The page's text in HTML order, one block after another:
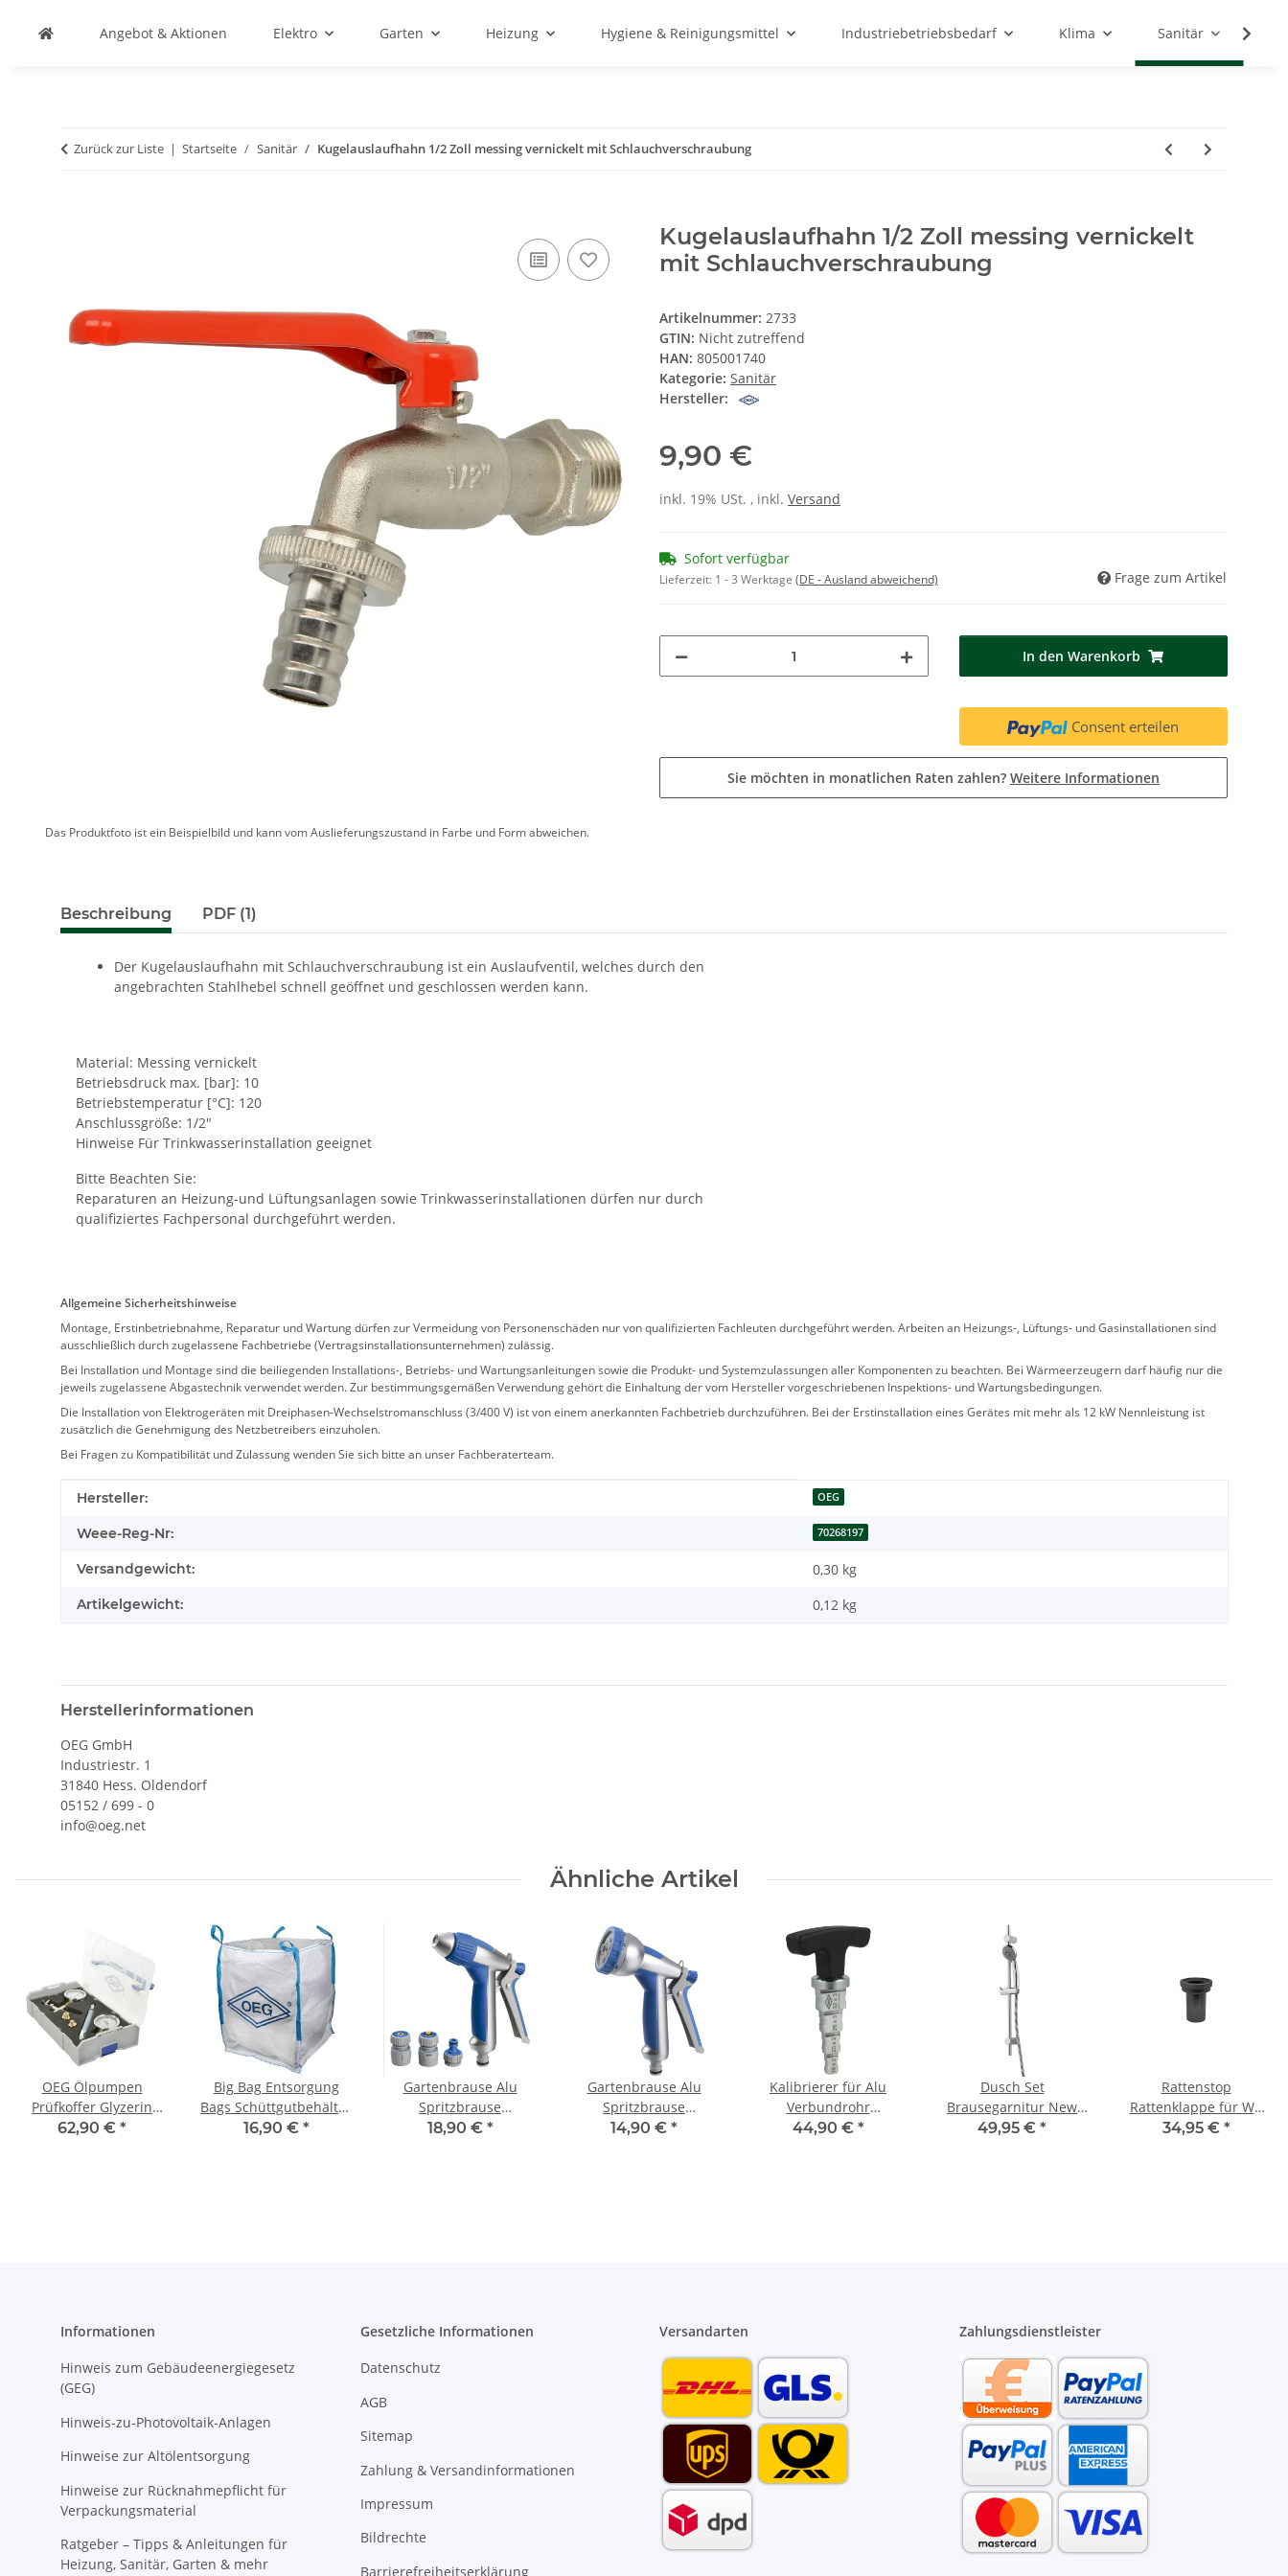
Angebot & Aktionen Elektro Garten Heizung Hygiene & Reinigungsmittel Industriebetriebsbedarf Klima Sanitär
Zurück zur Liste Startseite Sanitär Kugelauslaufhahn 1/2 Zoll messing vernickelt mit Schlauchverschraubung
Das Produktfoto ist ein Beispielbild und kann vom Auslieferungszustand in Farbe und Form abweichen.
Kugelauslaufhahn 1/2 Zoll messing vernickelt
mit Schlauchverschraubung
Artikelnummer: 2733
GTIN: Nicht zutreffend
HAN: 805001740
Kategorie: Sanitär
Hersteller:
9,90 €
inkl. 19% USt. , inkl. Versand
Sofort verfügbar
Lieferzeit: 1 - 3 Werktage (DE - Ausland abweichend) Frage zum Artikel
In den Warenkorb
Consent erteilen
Sie möchten in monatlichen Raten zahlen? Weitere Informationen
Beschreibung PDF (1)
Der Kugelauslaufhahn mit Schlauchverschraubung ist ein Auslaufventil, welches durch den
angebrachten Stahlhebel schnell geöffnet und geschlossen werden kann.
Material: Messing vernickelt
Betriebsdruck max. [bar]: 10
Betriebstemperatur [°C]: 120
Anschlussgröße: 1/2"
Hinweise Für Trinkwasserinstallation geeignet
Bitte Beachten Sie:
Reparaturen an Heizung-und Lüftungsanlagen sowie Trinkwasserinstallationen dürfen nur durch
qualifiziertes Fachpersonal durchgeführt werden.
Allgemeine Sicherheitshinweise
Montage, Erstinbetriebnahme, Reparatur und Wartung dürfen zur Vermeidung von Personenschäden nur von qualifizierten Fachleuten durchgeführt werden. Arbeiten an Heizungs-, Lüftungs- und Gasinstallationen sind
ausschließlich durch zugelassene Fachbetriebe (Vertragsinstallationsunternehmen) zulässig.
Bei Installation und Montage sind die beiliegenden Installations-, Betriebs- und Wartungsanleitungen sowie die Produkt- und Systemzulassungen aller Komponenten zu beachten. Bei Wärmeerzeugern darf häufig nur die
jeweils zugelassene Abgastechnik verwendet werden. Zur bestimmungsgemäßen Verwendung gehört die Einhaltung der vom Hersteller vorgeschriebenen Inspektions- und Wartungsbedingungen.
Die Installation von Elektrogeräten mit Dreiphasen-Wechselstromanschluss (3/400 V) ist von einem anerkannten Fachbetrieb durchzuführen. Bei der Erstinstallation eines Gerätes mit mehr als 12 kW Nennleistung ist
zusätzlich die Genehmigung des Netzbetreibers einzuholen.
Bei Fragen zu Kompatibilität und Zulassung wenden Sie sich bitte an unser Fachberaterteam.
Produkteigenschaft
Wert
Hersteller: OEG
Weee-Reg-Nr: 70268197
Versandgewicht: 0,30 kg
Artikelgewicht: 0,12 kg
Herstellerinformationen
OEG GmbH
Industriestr. 1
31840 Hess. Oldendorf
05152 / 699 - 0
info@oeg.net
Ähnliche Artikel
OEG Ölpumpen
Prüfkoffer Glyzerin
PPKG
62,90 € *
Big Bag Entsorgung
Bags Schüttgutbehälter
Einweg Sackoben offen
16,90 € *
Gartenbrause Alu
Spritzbrause
Sprühpistole stufenlos
18,90 € *
Gartenbrause Alu
Spritzbrause
Sprühpistole 8 fach
14,90 € *
Kalibrierer für Alu
Verbundrohr
Kunststoffrohr 16 bis
44,90 € *
Dusch Set
Brausegarnitur New
Cento verchromt mit
49,95 € *
Rattenstop
Rattenklappe für WC
Anschlussgarnitur DN
34,95 € *
Informationen
Hinweis zum Gebäudeenergiegesetz
(GEG)
Hinweis-zu-Photovoltaik-Anlagen
Hinweise zur Altölentsorgung
Hinweise zur Rücknahmepflicht für
Verpackungsmaterial
Ratgeber – Tipps & Anleitungen für
Heizung, Sanitär, Garten & mehr
Gesetzliche Informationen
Datenschutz
AGB
Sitemap
Zahlung & Versandinformationen
Impressum
Bildrechte
Barrierefreiheitserklärung
Versandarten Zahlungsdienstleister